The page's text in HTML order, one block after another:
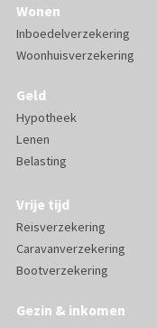
Wonen
Inboedelverzekering
Woonhuisverzekering
Geld
Hypotheek
Lenen
Belasting
Vrije tijd
Reisverzekering
Caravanverzekering
Bootverzekering
Gezin & inkomen